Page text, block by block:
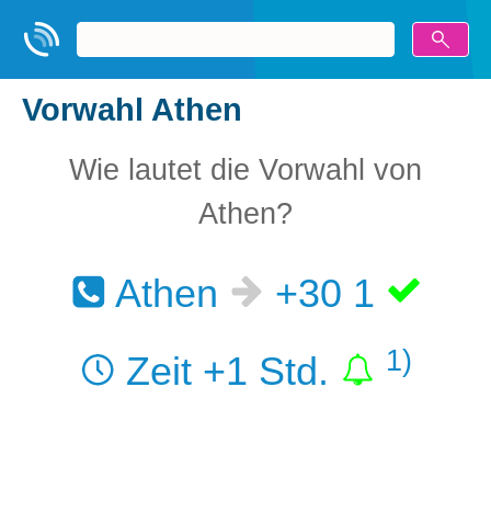
Vorwahl Athen
Wie lautet die Vorwahl von
Athen?
Athen
+30 1
Zeit +1 Std.
1)